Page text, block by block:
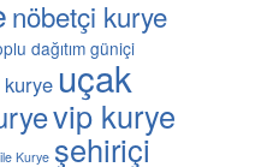
nöbetçi kurye
dağıtım güniçi
uçak
vip kurye
Kurye şehiriçi